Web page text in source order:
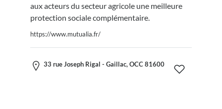
aux acteurs du secteur agricole une meilleure
protection sociale complémentaire.
https://www.mutualia.fr/
33 rue Joseph Rigal - Gaillac, OCC 81600